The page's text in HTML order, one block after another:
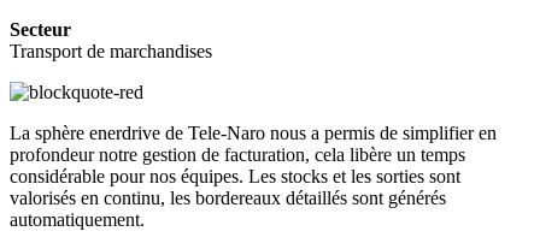
Secteur
Transport de marchandises
La sphère enerdrive de Tele-Naro nous a permis de simplifier en
profondeur notre gestion de facturation, cela libère un temps
considérable pour nos équipes. Les stocks et les sorties sont
valorisés en continu, les bordereaux détaillés sont générés
automatiquement.